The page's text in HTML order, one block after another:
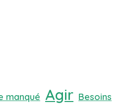
manqué Agir Besoins